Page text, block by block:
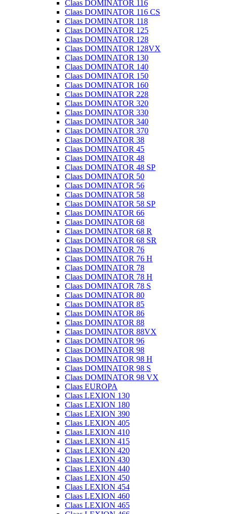
Claas DOMINATOR 116
Claas DOMINATOR 116 CS
Claas DOMINATOR 118
Claas DOMINATOR 125
Claas DOMINATOR 128
Claas DOMINATOR 128VX
Claas DOMINATOR 130
Claas DOMINATOR 140
Claas DOMINATOR 150
Claas DOMINATOR 160
Claas DOMINATOR 228
Claas DOMINATOR 320
Claas DOMINATOR 330
Claas DOMINATOR 340
Claas DOMINATOR 370
Claas DOMINATOR 38
Claas DOMINATOR 45
Claas DOMINATOR 48
Claas DOMINATOR 48 SP
Claas DOMINATOR 50
Claas DOMINATOR 56
Claas DOMINATOR 58
Claas DOMINATOR 58 SP
Claas DOMINATOR 66
Claas DOMINATOR 68
Claas DOMINATOR 68 R
Claas DOMINATOR 68 SR
Claas DOMINATOR 76
Claas DOMINATOR 76 H
Claas DOMINATOR 78
Claas DOMINATOR 78 H
Claas DOMINATOR 78 S
Claas DOMINATOR 80
Claas DOMINATOR 85
Claas DOMINATOR 86
Claas DOMINATOR 88
Claas DOMINATOR 88VX
Claas DOMINATOR 96
Claas DOMINATOR 98
Claas DOMINATOR 98 H
Claas DOMINATOR 98 S
Claas DOMINATOR 98 VX
Claas EUROPA
Claas LEXION 130
Claas LEXION 180
Claas LEXION 390
Claas LEXION 405
Claas LEXION 410
Claas LEXION 415
Claas LEXION 420
Claas LEXION 430
Claas LEXION 440
Claas LEXION 450
Claas LEXION 454
Claas LEXION 460
Claas LEXION 465